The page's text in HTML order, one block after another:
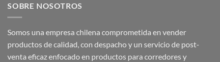
SOBRE NOSOTROS
Somos una empresa chilena comprometida en vender
productos de calidad, con despacho y un servicio de post-
venta eficaz enfocado en productos para corredores y